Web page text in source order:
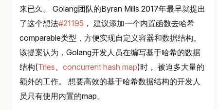
来已久。 Golang团队的Byran Mills 2017年最早就提出
了这个想法#21195 ， 建议添加一个内置函数去哈希
comparable类型，方便实现自定义容器和数据结构。
该提案认为，Golang开发人员在编写基于哈希的数据
结构(Tries、 concurrent hash map)时， 被迫多大量的
额外的工作。 想要高效的基于哈希数据结构的开发人
员只有使用内置的map。